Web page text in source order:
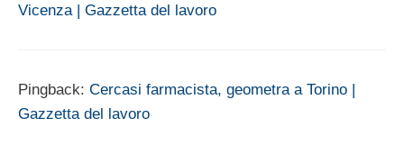
Vicenza | Gazzetta del lavoro
Pingback: Cercasi farmacista, geometra a Torino |
Gazzetta del lavoro